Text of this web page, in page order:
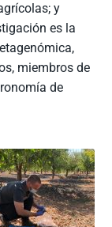
y
es la
miembros de
de